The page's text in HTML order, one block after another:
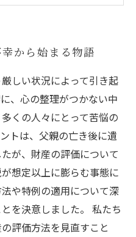
るい未来へ進む方法
から始まる物語
しい状況によって引き起
、心の整理がつかない中
くの人々にとって苦悩の
トは、父親の亡き後に遺
が、財産の評価について
想定以上に膨らむ事態に
や特例の適用について深
を決意しました。 私たち
評価方法を見直すこと